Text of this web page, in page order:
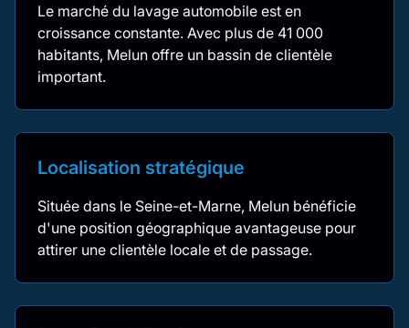
Le marché du lavage automobile est en
croissance constante. Avec plus de 41 000
habitants, Melun offre un bassin de clientèle
important.
Localisation stratégique
Située dans le Seine-et-Marne, Melun bénéficie
d'une position géographique avantageuse pour
attirer une clientèle locale et de passage.